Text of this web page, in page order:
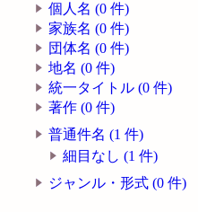
個人名 (0 件)
家族名 (0 件)
団体名 (0 件)
地名 (0 件)
統一タイトル (0 件)
著作 (0 件)
普通件名 (1 件)
細目なし (1 件)
ジャンル・形式 (0 件)